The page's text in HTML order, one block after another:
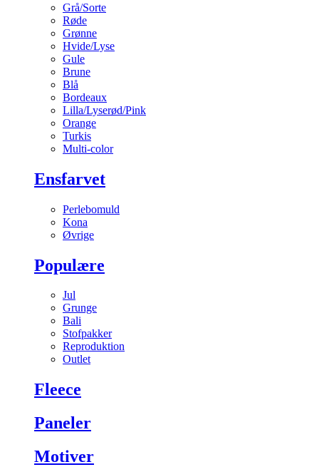
Grå/Sorte
Røde
Grønne
Hvide/Lyse
Gule
Brune
Blå
Bordeaux
Lilla/Lyserød/Pink
Orange
Turkis
Multi-color
Ensfarvet
Perlebomuld
Kona
Øvrige
Populære
Jul
Grunge
Bali
Stofpakker
Reproduktion
Outlet
Fleece
Paneler
Motiver